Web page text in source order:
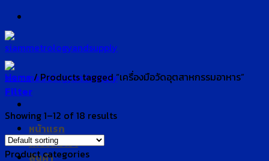
Skip
to
content
หน้าแรก
เกี่ยวกับเรา
สินค้า
Home /Products tagged “เครื่องมือวัดอุตสาหกรรมอาหาร”
Filter
Showing 1–12 of 18 results
Product categories